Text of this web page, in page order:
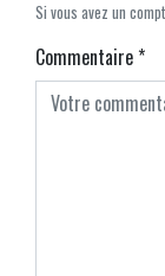
Si vous avez un
Commentaire*